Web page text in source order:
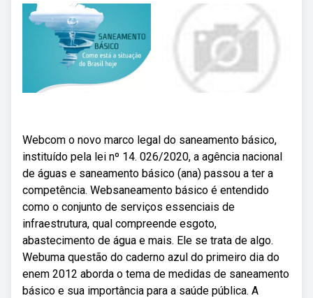
Webcom o novo marco legal do saneamento básico,
instituído pela lei nº 14. 026/2020, a agência nacional
de águas e saneamento básico (ana) passou a ter a
competência. Websaneamento básico é entendido
como o conjunto de serviços essenciais de
infraestrutura, qual compreende esgoto,
abastecimento de água e mais. Ele se trata de algo.
Webuma questão do caderno azul do primeiro dia do
enem 2012 aborda o tema de medidas de saneamento
básico e sua importância para a saúde pública. A